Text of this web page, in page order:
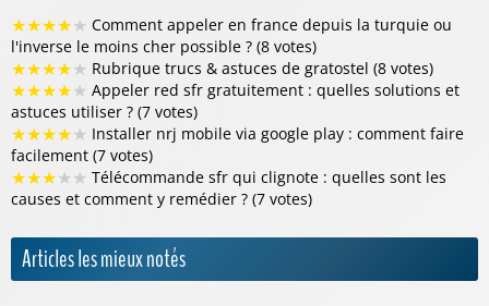
★★★★★ Comment appeler en france depuis la turquie ou
l'inverse le moins cher possible ? (8 votes)
★★★★★ Rubrique trucs & astuces de gratostel (8 votes)
★★★★★ Appeler red sfr gratuitement : quelles solutions et
astuces utiliser ? (7 votes)
★★★★★ Installer nrj mobile via google play : comment faire
facilement (7 votes)
★★★★★ Télécommande sfr qui clignote : quelles sont les
causes et comment y remédier ? (7 votes)
Articles les mieux notés